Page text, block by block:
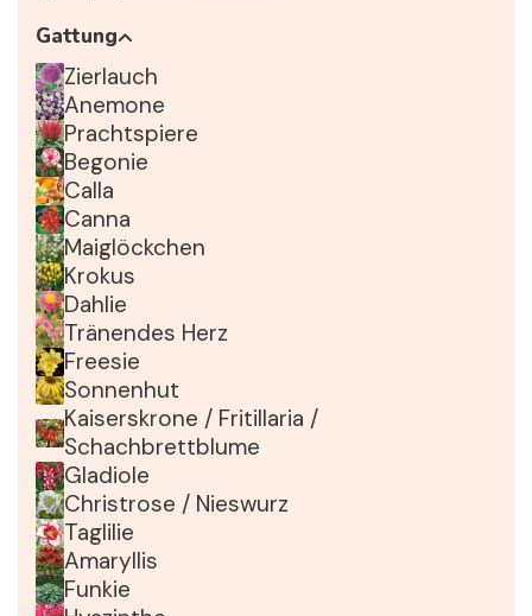
Gattung
Zierlauch
Anemone
Prachtspiere
Begonie
Calla
Canna
Maiglöckchen
Krokus
Dahlie
Tränendes Herz
Freesie
Sonnenhut
Kaiserskrone / Fritillaria /
Schachbrettblume
Gladiole
Christrose / Nieswurz
Taglilie
Amaryllis
Funkie